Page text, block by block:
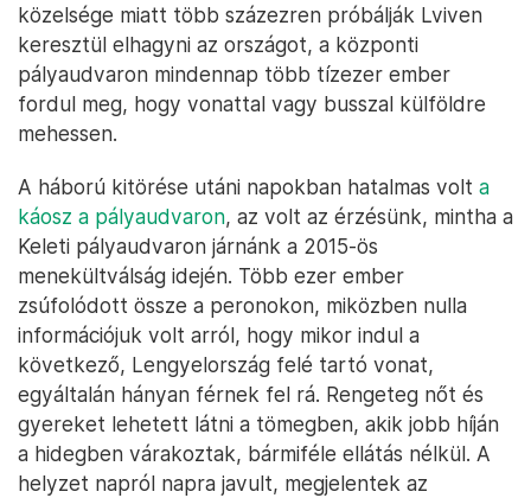
közelsége miatt több százezren próbálják Lviven
keresztül elhagyni az országot, a központi
pályaudvaron mindennap több tízezer ember
fordul meg, hogy vonattal vagy busszal külföldre
mehessen.
A háború kitörése utáni napokban hatalmas volt a
káosz a pályaudvaron, az volt az érzésünk, mintha a
Keleti pályaudvaron járnánk a 2015-ös
menekültválság idején. Több ezer ember
zsúfolódott össze a peronokon, miközben nulla
információjuk volt arról, hogy mikor indul a
következő, Lengyelország felé tartó vonat,
egyáltalán hányan férnek fel rá. Rengeteg nőt és
gyereket lehetett látni a tömegben, akik jobb híján
a hidegben várakoztak, bármiféle ellátás nélkül. A
helyzet napról napra javult, megjelentek az